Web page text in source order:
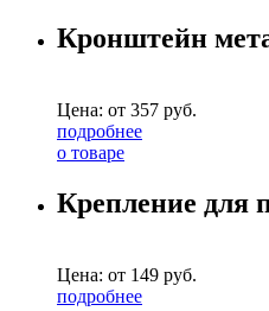
Кронштейн
Цена: от 357 руб.
подробнее
о товаре
Крепление для
Цена: от 149 руб.
подробнее